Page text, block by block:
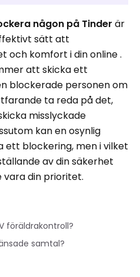
någon på Tinder är
sätt att
och komfort i din online .
att skicka ett
blockerade personen om
ta reda på det,
misslyckade
kan en osynlig
ett blockering, men i vilket
av din säkerhet
din prioritet.
föräldrakontroll?
samtal?